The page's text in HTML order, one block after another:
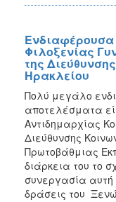
Φιλοξενίας
της
Ηρακλείου
Πολύ μεγάλο
αποτελέσματα
Αντιδημαρχίας
Διεύθυνσης
Πρωτοβάθμιας
διάρκεια του το
συνεργασία αυτή
δράσεις του